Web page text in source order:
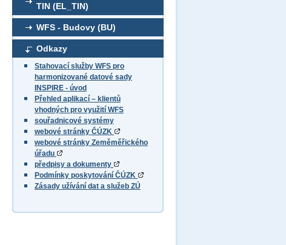
TIN (EL_TIN)
WFS - Budovy (BU)
Odkazy
Stahovací služby WFS pro
harmonizované datové sady
INSPIRE - úvod
Přehled aplikací – klientů
vhodných pro využití WFS
souřadnicové systémy
webové stránky ČÚZK
webové stránky Zeměměřického
úřadu
předpisy a dokumenty
Podmínky poskytování ČÚZK
Zásady užívání dat a služeb ZÚ